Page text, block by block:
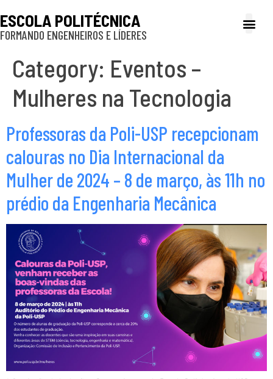
ESCOLA POLITÉCNICA
FORMANDO ENGENHEIROS E LÍDERES
Category: Eventos –
Mulheres na Tecnologia
Professoras da Poli-USP recepcionam
calouras no Dia Internacional da
Mulher de 2024 – 8 de março, às 11h no
prédio da Engenharia Mecânica